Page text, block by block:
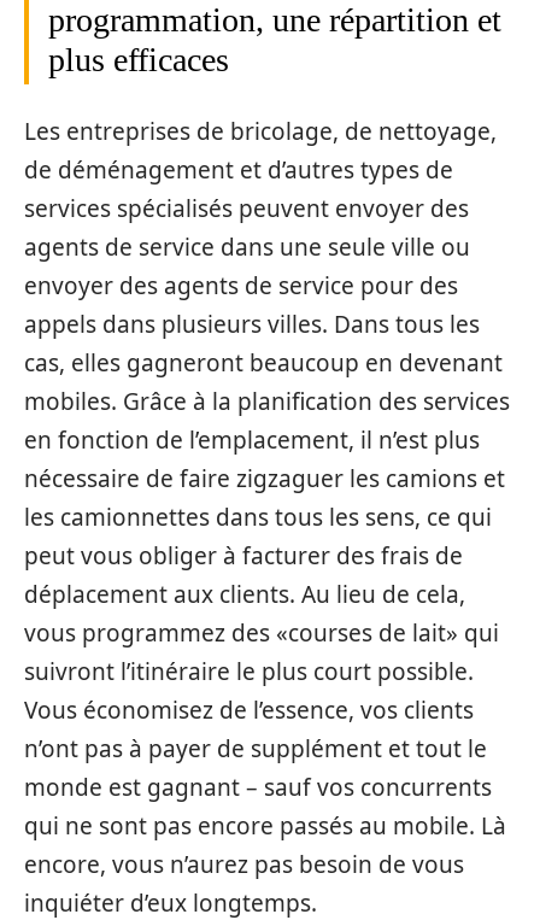
programmation, une répartition et
plus efficaces
Les entreprises de bricolage, de nettoyage,
de déménagement et d’autres types de
services spécialisés peuvent envoyer des
agents de service dans une seule ville ou
envoyer des agents de service pour des
appels dans plusieurs villes. Dans tous les
cas, elles gagneront beaucoup en devenant
mobiles. Grâce à la planification des services
en fonction de l’emplacement, il n’est plus
nécessaire de faire zigzaguer les camions et
les camionnettes dans tous les sens, ce qui
peut vous obliger à facturer des frais de
déplacement aux clients. Au lieu de cela,
vous programmez des «courses de lait» qui
suivront l’itinéraire le plus court possible.
Vous économisez de l’essence, vos clients
n’ont pas à payer de supplément et tout le
monde est gagnant – sauf vos concurrents
qui ne sont pas encore passés au mobile. Là
encore, vous n’aurez pas besoin de vous
inquiéter d’eux longtemps.